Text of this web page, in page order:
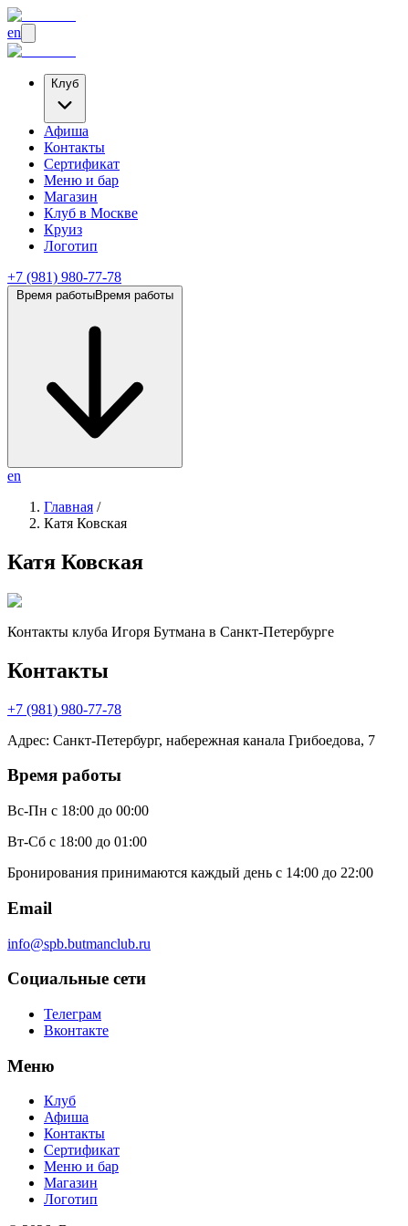
en
Клуб
Афиша
Контакты
Сертификат
Меню и бар
Магазин
Клуб в Москве
Круиз
Логотип
+7 (981) 980-77-78
Время работыВремя работы
en
Главная /
Катя Ковская
Катя Ковская
Контакты клуба Игоря Бутмана в Санкт-Петербурге
Контакты
+7 (981) 980-77-78
Адрес: Санкт-Петербург, набережная канала Грибоедова, 7
Время работы
Вс-Пн с 18:00 до 00:00
Вт-Сб с 18:00 до 01:00
Бронирования принимаются каждый день с 14:00 до 22:00
Email
info@spb.butmanclub.ru
Социальные сети
Телеграм
Вконтакте
Меню
Клуб
Афиша
Контакты
Сертификат
Меню и бар
Магазин
Логотип